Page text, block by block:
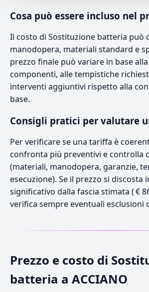
Cosa può essere incluso nel
Il costo di Sostituzione batteria può
manodopera, materiali standard e
prezzo finale può variare in base
componenti, alle tempistiche
interventi aggiuntivi rispetto alla
base.
Consigli pratici per valutare
Per verificare se una tariffa è
confronta più preventivi e controlla
(materiali, manodopera, garanzie,
esecuzione). Se il prezzo si discosta
significativo dalla fascia stimata ( €
verifica sempre eventuali esclusioni
Prezzo e costo di
batteria a ACCIANO